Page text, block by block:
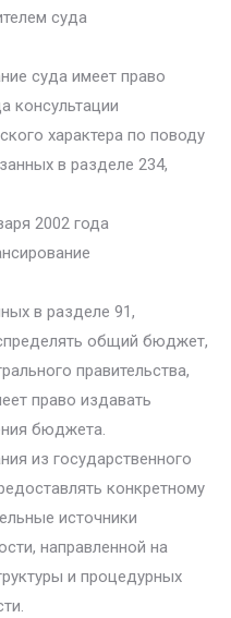
суда
суда имеет право
консультации
характера по поводу
в разделе 234,
2002 года
в разделе 91,
общий бюджет,
правительства,
право издавать
бюджета.
из государственного
конкретному
источники
направленной на
и процедурных